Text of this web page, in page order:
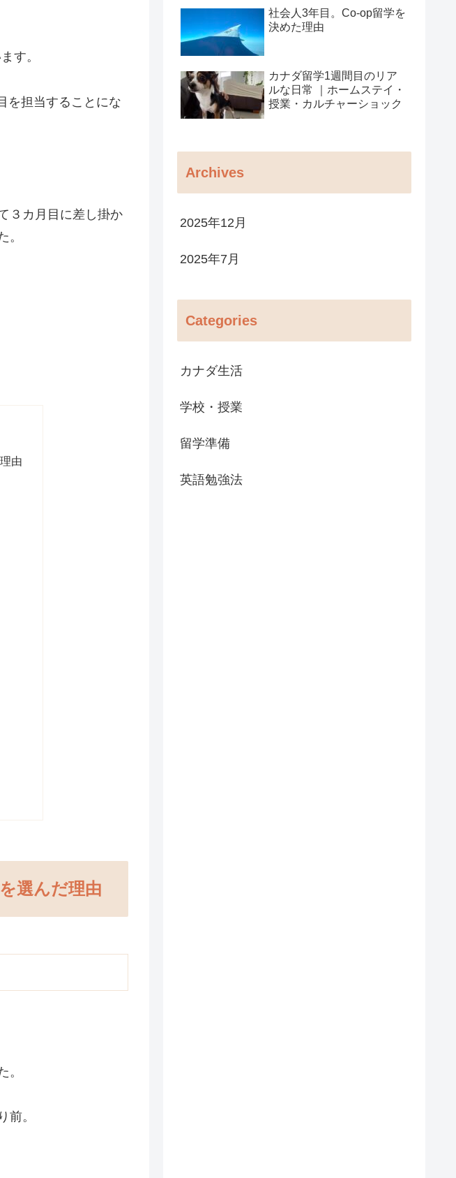
す。
を担当することにな
３カ月目に差し掛か
。
由
選んだ理由
。
前。
社会人3年目。Co-op留学を
決めた理由
カナダ留学1週間目のリア
ルな日常 ｜ホームステイ・
授業・カルチャーショック
Archives
2025年12月
2025年7月
Categories
カナダ生活
学校・授業
留学準備
英語勉強法